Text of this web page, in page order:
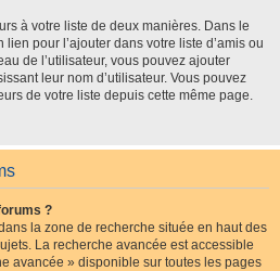
à votre liste de deux manières. Dans le
pour l’ajouter dans votre liste d’amis ou
de l’utilisateur, vous pouvez ajouter
leur nom d’utilisateur. Vous pouvez
de votre liste depuis cette même page.
?
la zone de recherche située en haut des
La recherche avancée est accessible
avancée » disponible sur toutes les pages